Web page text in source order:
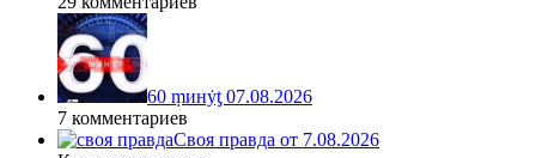
60 ṃинẏƫ 07.08.2026
7 комментариев
Своя правда от 7.08.2026